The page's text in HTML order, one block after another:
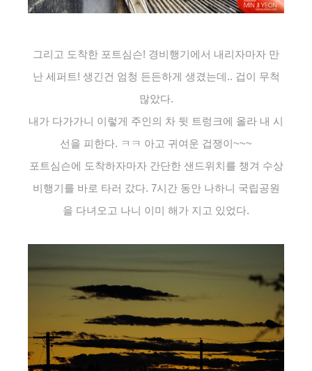
그리고 도착한 포트심슨! 경비행기에서 내리자마자 만
난 세퍼트! 생긴건 엄청 든든하게 생겼는데.. 겁이 무척
많았다.
내가 다가가니 이렇게 주인의 차 뒷 트렁크에 올라 내 시
선을 피한다. ㅋㅋ 아고 귀여운 겁쟁이~~~
포트심슨에 도착하자마자 간단한 샌드위치를 챙겨 수상
비행기를 바로 타러 갔다. 7시간 동안 나하니 국립공원
을 다녀오고 나니 이미 해가 지고 있었다.